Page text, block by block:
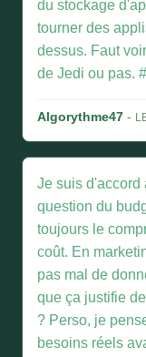
du stockage
tourner des
dessus. Faut
de Jedi ou pas.
Algorythme47 -
Je suis d'accord
question du
toujours le
coût. En
pas mal de
que ça justifie
? Perso, je
besoins réels